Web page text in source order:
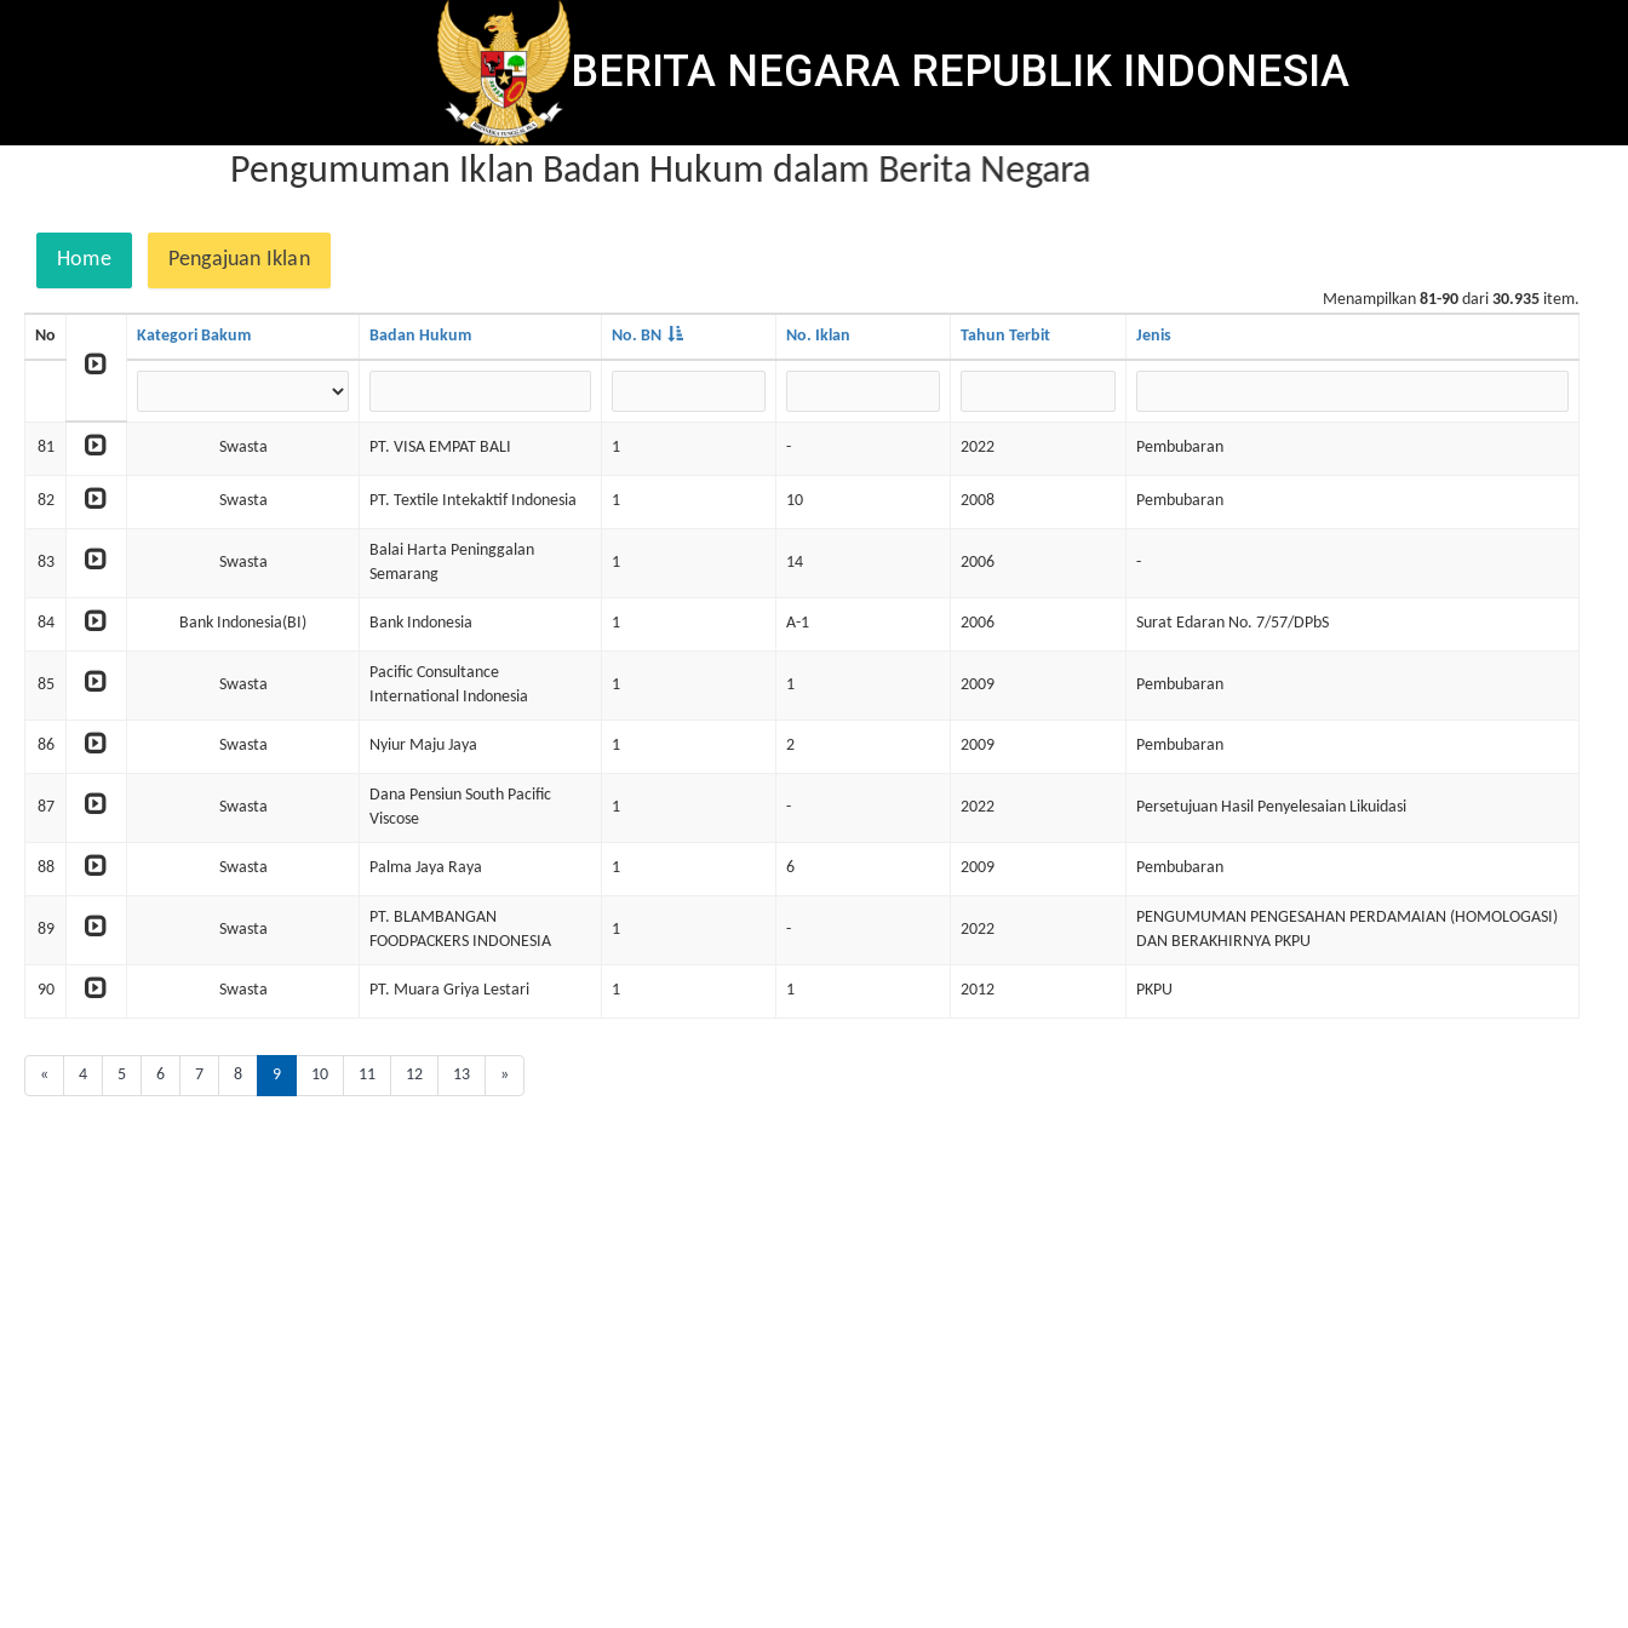
BERITA NEGARA REPUBLIK INDONESIA
Pengumuman Iklan Badan Hukum dalam Berita Negara
Home Pengajuan Iklan
Menampilkan 81-90 dari 30.935 item.
No
Kategori Bakum Badan Hukum No. BN No. Iklan Tahun Terbit Jenis
81 Swasta PT. VISA EMPAT BALI 1 - 2022 Pembubaran
82 Swasta PT. Textile Intekaktif Indonesia 1 10 2008 Pembubaran
83 Swasta
Balai Harta Peninggalan
Semarang
1 14 2006 -
84 Bank Indonesia(BI) Bank Indonesia 1 A-1 2006 Surat Edaran No. 7/57/DPbS
85 Swasta
Pacific Consultance
International Indonesia
1 1 2009 Pembubaran
86 Swasta Nyiur Maju Jaya 1 2 2009 Pembubaran
87 Swasta
Dana Pensiun South Pacific
Viscose
1 - 2022 Persetujuan Hasil Penyelesaian Likuidasi
88 Swasta Palma Jaya Raya 1 6 2009 Pembubaran
89 Swasta
PT. BLAMBANGAN
FOODPACKERS INDONESIA
1 - 2022
PENGUMUMAN PENGESAHAN PERDAMAIAN (HOMOLOGASI)
DAN BERAKHIRNYA PKPU
90 Swasta PT. Muara Griya Lestari 1 1 2012 PKPU
« 4 5 6 7 8 9 10 11 12 13 »